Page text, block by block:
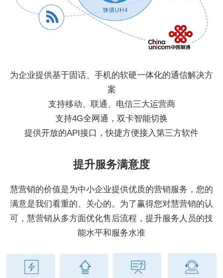
为企业提供基于固话、手机的软硬一体化的通信解决方
案
支持移动、联通、电信三大运营商
支持4G全网通，双卡智能切换
提供开放的API接口，快捷方便接入第三方软件
提升服务满意度
慧营销的价值是为中小企业提供优质的营销服务，您的
满意是我们看重的、关心的。为了赢得您对慧营销的认
可，慧营销从多方面优化售后流程，提升服务人员的技
能水平和服务水准